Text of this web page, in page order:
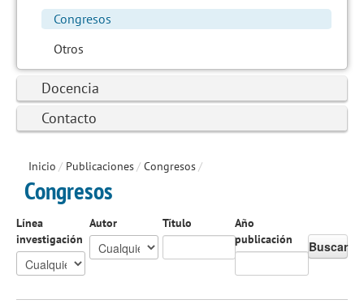
Congresos
Otros
Docencia
Contacto
Inicio / Publicaciones/ Congresos/
Congresos
Línea
investigación
Autor Título
Año
publicación
Buscar